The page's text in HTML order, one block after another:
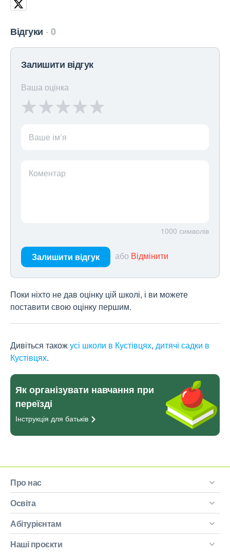
Відгуки 0
Залишити відгук
Ваша оцінка
Ваше ім’я
Коментар
1000 символів
Залишити відгук або Відмінити
Поки ніхто не дав оцінку цій школі, і ви можете
поставити свою оцінку першим.
Дивіться такожусі школи в Кустівцях, дитячі садки в
Кустівцях.
Як організувати навчання при
переїзді
Інструкція для батьків
Про нас
Освіта
Абітурієнтам
Наші проєкти